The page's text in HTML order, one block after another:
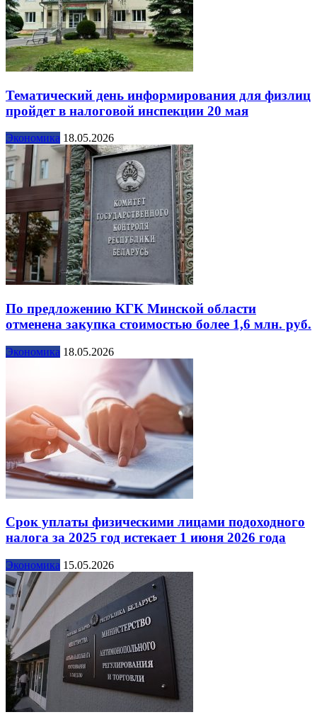
Тематический день информирования для физлиц
пройдет в налоговой инспекции 20 мая
Экономика 18.05.2026
По предложению КГК Минской области
отменена закупка стоимостью более 1,6 млн. руб.
Экономика 18.05.2026
Срок уплаты физическими лицами подоходного
налога за 2025 год истекает 1 июня 2026 года
Экономика 15.05.2026